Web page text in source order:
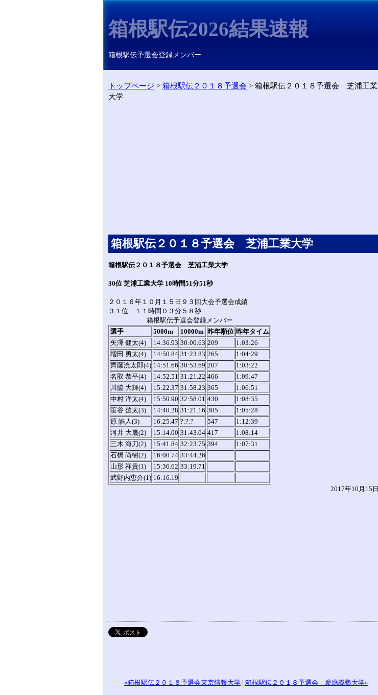
箱根駅伝2026結果速報
箱根駅伝予選会登録メンバー
トップページ > 箱根駅伝２０１８予選会 > 箱根駅伝２０１８予選会 芝浦工業
大学
箱根駅伝２０１８予選会 芝浦工業大学
箱根駅伝２０１８予選会 芝浦工業大学
30位 芝浦工業大学 10時間51分51秒
２０１６年１０月１５日９３回大会予選会成績
３１位 １１時間０３分５８秒
箱根駅伝予選会登録メンバー
選手
5000m 10000m 昨年順位 昨年タイム
矢澤 健太(4)
14:36.93 30:00.63 209
1:03:26
増田 勇太(4)
14:50.84 31:23.83 265
1:04:29
齊藤洸太郎(4) 14:51.66 30:53.69 207
1:03:22
名取 恭平(4)
14:52.51 31:21.22 466
1:09:47
川脇 大輝(4)
15:22.37 31:58.23 365
1:06:51
中村 洋太(4)
15:50.90 32:58.01 430
1:08:35
笹谷 啓太(3)
14:40.28 31:21.16 305
1:05:28
原 皓人(3)
16:25.47 ?:?:? 547
1:12:39
河井 大晟(2)
15:14.00 31:43.04 417
1:08:14
三木 海刀(2)
15:41.84 32:23.75 394
1:07:31
石橋 尚樹(2)
16:00.74 33:44.26
山形 祥貴(1)
15:36.62 33:19.71
武野内恵介(1) 16:16.19
2017年10月15日
«箱根駅伝２０１８予選会東京情報大学 | 箱根駅伝２０１８予選会 慶應義塾大学»